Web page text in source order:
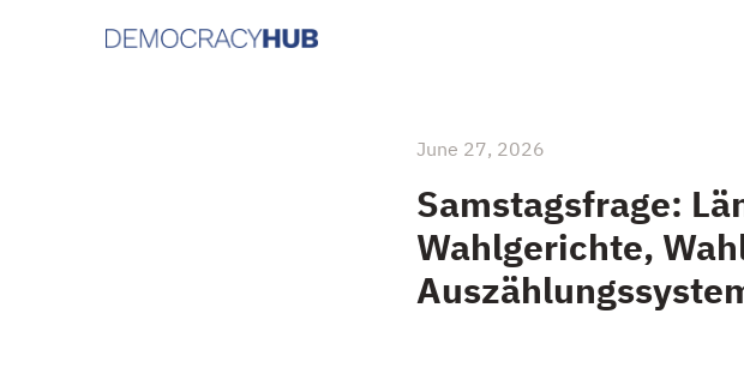
June 27, 2026
Samstagsfrage:
Wahlgerichte,